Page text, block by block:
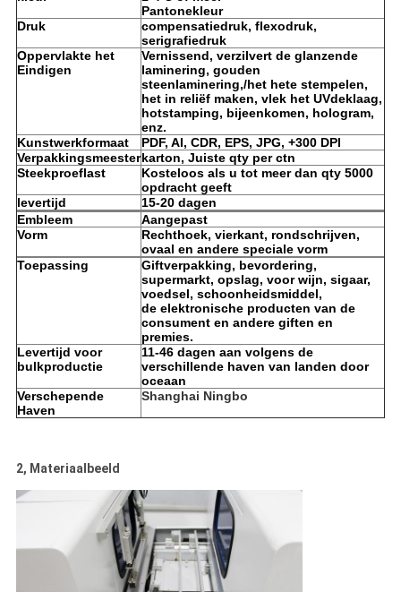
Pantonekleur
Druk
compensatiedruk, flexodruk,
serigrafiedruk
Oppervlakte het
Eindigen
Vernissend, verzilvert de glanzende
laminering, gouden
steenlaminering,/het hete stempelen,
het in reliëf maken, vlek het UVdeklaag,
hotstamping, bijeenkomen, hologram,
enz.
Kunstwerkformaat
PDF, AI, CDR, EPS, JPG, +300 DPI
Verpakkingsmeesterkarton, Juiste qty per ctn
Steekproeflast
Kosteloos als u tot meer dan qty 5000
opdracht geeft
levertijd
15-20 dagen
Embleem
Aangepast
Vorm
Rechthoek, vierkant, rondschrijven,
ovaal en andere speciale vorm
Toepassing
Giftverpakking, bevordering,
supermarkt, opslag, voor wijn, sigaar,
voedsel, schoonheidsmiddel,
de elektronische producten van de
consument en andere giften en
premies.
Levertijd voor
bulkproductie
11-46 dagen aan volgens de
verschillende haven van landen door
oceaan
Verschepende
Haven
Shanghai Ningbo
2, Materiaalbeeld